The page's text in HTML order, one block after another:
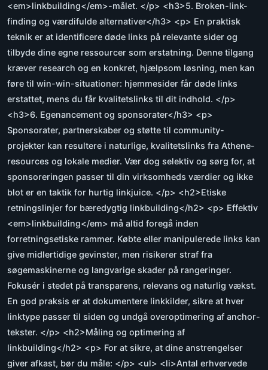
<em>linkbuilding</em>-målet. </p> <h3>5. Broken-link-
finding og værdifulde alternativer</h3> <p> En praktisk
teknik er at identificere døde links på relevante sider og
tilbyde dine egne ressourcer som erstatning. Denne tilgang
kræver research og en konkret, hjælpsom løsning, men kan
føre til win-win-situationer: hjemmesider får døde links
erstattet, mens du får kvalitetslinks til dit indhold. </p>
<h3>6. Egenancement og sponsorater</h3> <p>
Sponsorater, partnerskaber og støtte til community-
projekter kan resultere i naturlige, kvalitetslinks fra Athene-
resources og lokale medier. Vær dog selektiv og sørg for, at
sponsoreringen passer til din virksomheds værdier og ikke
blot er en taktik for hurtig linkjuice. </p> <h2>Etiske
retningslinjer for bæredygtig linkbuilding</h2> <p> Effektiv
<em>linkbuilding</em> må altid foregå inden
forretningsetiske rammer. Købte eller manipulerede links kan
give midlertidige gevinster, men risikerer straf fra
søgemaskinerne og langvarige skader på rangeringer.
Fokusér i stedet på transparens, relevans og naturlig vækst.
En god praksis er at dokumentere linkkilder, sikre at hver
linktype passer til siden og undgå overoptimering af anchor-
tekster. </p> <h2>Måling og optimering af
linkbuilding</h2> <p> For at sikre, at dine anstrengelser
giver afkast, bør du måle: </p> <ul> <li>Antal erhvervede